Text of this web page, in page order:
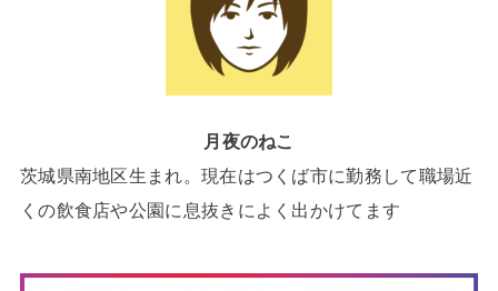
月夜のねこ
茨城県南地区生まれ。現在はつくば市に勤務して職場近
くの飲食店や公園に息抜きによく出かけてます